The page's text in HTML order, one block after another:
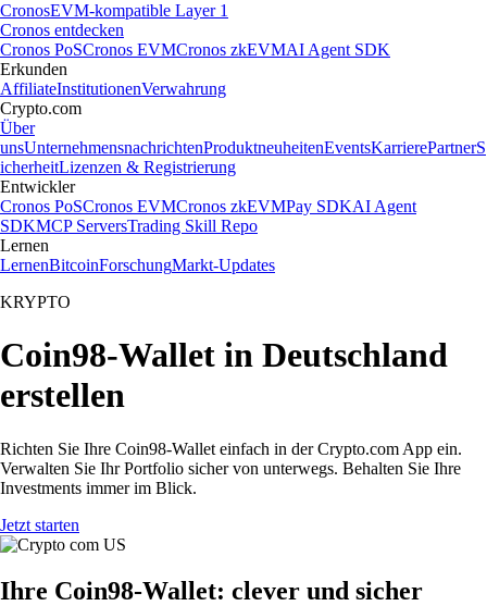
CronosEVM-kompatible Layer 1
Cronos entdecken
Cronos PoSCronos EVMCronos zkEVMAI Agent SDK
Erkunden
AffiliateInstitutionenVerwahrung
Crypto.com
Über
unsUnternehmensnachrichtenProduktneuheitenEventsKarrierePartnerS
icherheitLizenzen & Registrierung
Entwickler
Cronos PoSCronos EVMCronos zkEVMPay SDKAI Agent
SDKMCP ServersTrading Skill Repo
Lernen
LernenBitcoinForschungMarkt-Updates
KRYPTO
Coin98-Wallet in Deutschland
erstellen
Richten Sie Ihre Coin98-Wallet einfach in der Crypto.com App ein.
Verwalten Sie Ihr Portfolio sicher von unterwegs. Behalten Sie Ihre
Investments immer im Blick.
Jetzt starten
Ihre Coin98-Wallet: clever und sicher